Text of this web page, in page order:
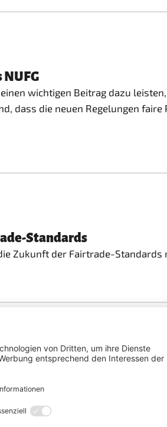
wichtigen Beitrag dazu
dass die neuen Regelungen
Standards
Zukunft der Fairtrade-Standards
Ungleichheiten geprägt bleibt.
und Klimaanpassung